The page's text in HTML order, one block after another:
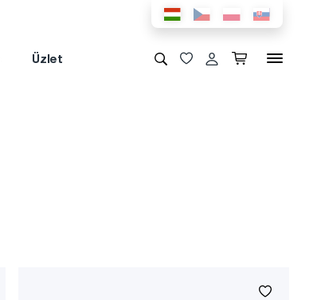
Üzlet